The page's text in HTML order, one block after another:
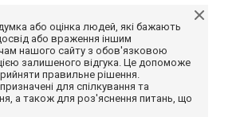
або оцінка людей, які бажають
або враження іншим
нашого сайту з обов'язковою
залишеного відгука. Це допоможе
правильне рішення.
для спілкування та
а також для роз'яснення питань, що